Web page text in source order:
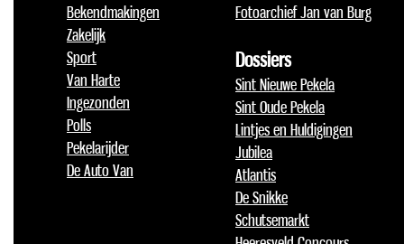
Bekendmakingen
Zakelijk
Sport
Van Harte
Ingezonden
Polls
Pekelarijder
De Auto Van
Fotoarchief Jan van Burg
Dossiers
Sint Nieuwe Pekela
Sint Oude Pekela
Lintjes en Huldigingen
Jubilea
Atlantis
De Snikke
Schutsemarkt